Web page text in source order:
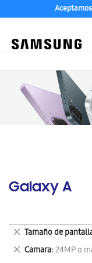
Galaxy A
Tamaño de
Eliminar
este
artículo
Camara 24MP o
Eliminar